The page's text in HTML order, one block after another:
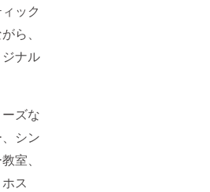
ック
ら、
ナル
ズな
シン
室、
ス